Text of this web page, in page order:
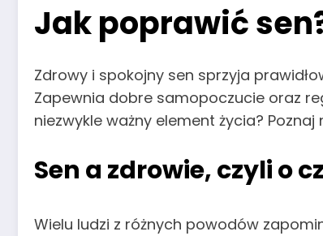
Jak poprawić
Zdrowy i spokojny sen sprzyja
Zapewnia dobre samopoczucie oraz
niezwykle ważny element życia? Poznaj
Sen a zdrowie, czyli o
Wielu ludzi z różnych powodów